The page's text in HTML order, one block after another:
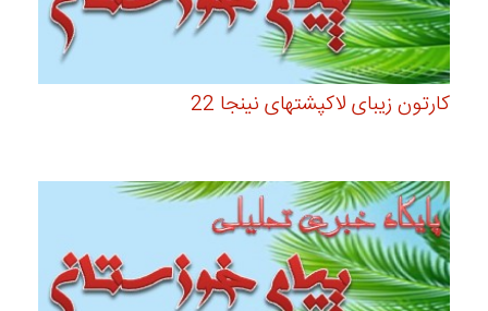
کارتون زیبای لاکپشتهای نینجا 22